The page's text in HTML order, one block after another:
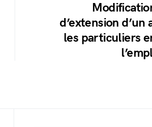
d’extension d’un
les particuliers